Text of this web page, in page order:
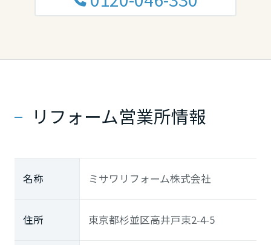
リフォーム営業所情報
名称 ミサワリフォーム株式会社
住所 東京都杉並区高井戸東2-4-5